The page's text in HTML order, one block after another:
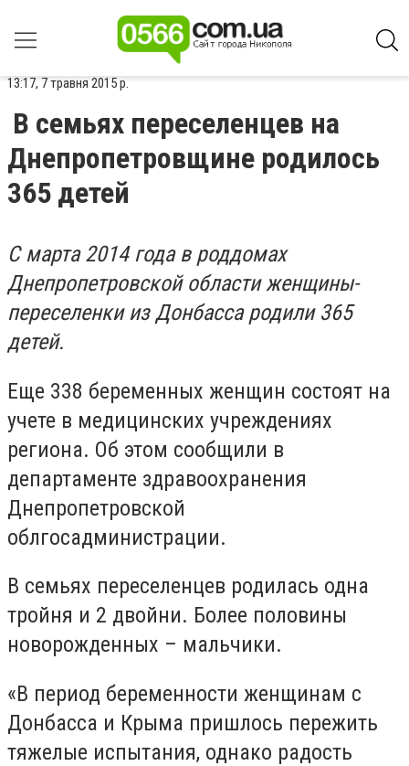
13:17, 7 травня 2015 р.
В семьях переселенцев на
Днепропетровщине родилось
365 детей
С марта 2014 года в роддомах
Днепропетровской области женщины-
переселенки из Донбасса родили 365
детей.
Еще 338 беременных женщин состоят на
учете в медицинских учреждениях
региона. Об этом сообщили в
департаменте здравоохранения
Днепропетровской
облгосадминистрации.
В семьях переселенцев родилась одна
тройня и 2 двойни. Более половины
новорожденных – мальчики.
«В период беременности женщинам с
Донбасса и Крыма пришлось пережить
тяжелые испытания, однако радость